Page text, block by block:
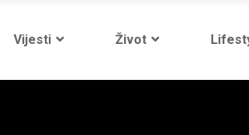
Vijesti Život